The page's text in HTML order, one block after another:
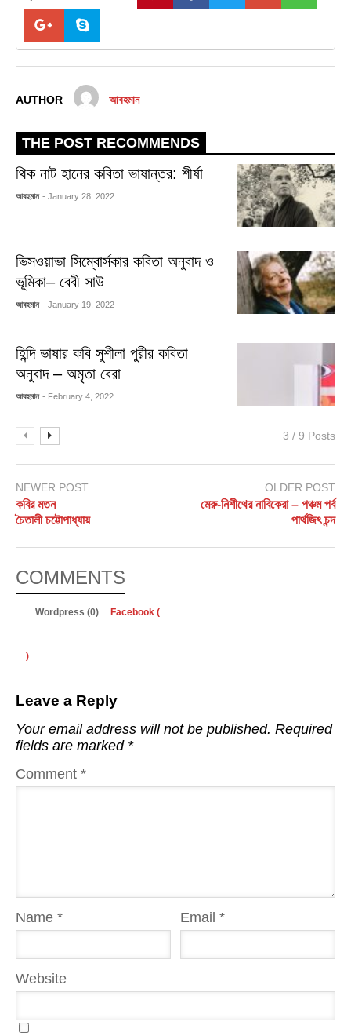
AUTHOR আবহমান
THE POST RECOMMENDS
থিক নাট হানের কবিতা ভাষান্তর: শীর্ষা
আবহমান - January 28, 2022
ভিসওয়াভা সিম্বোর্সকার কবিতা অনুবাদ ও
ভূমিকা– বেবী সাউ
আবহমান - January 19, 2022
হিন্দি ভাষার কবি সুশীলা পুরীর কবিতা
অনুবাদ – অমৃতা বেরা
আবহমান - February 4, 2022
3 / 9 Posts
NEWER POST
কবির মতন
চৈতালী চট্টোপাধ্যায়
OLDER POST
মেরু-নিশীথের নাবিকেরা – পঞ্চম পর্ব
পার্থজিৎ চন্দ
COMMENTS
Wordpress (0) Facebook (
)
Leave a Reply
Your email address will not be published. Required
fields are marked *
Comment *
Name * Email*
Website